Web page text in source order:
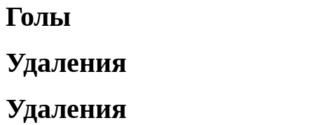
Голы
Удаления
Удаления